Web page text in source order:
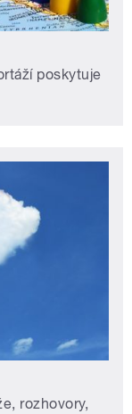
poskytuje
rozhovory,